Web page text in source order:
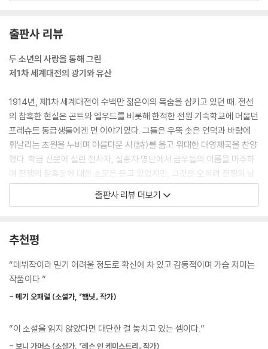
뜻인지 이해하지 못했다. 모래가 어떻게 썩는다는 말인가? 하지만 그 주머
니에 든 것은 모래가 아니었다. 그 안에는 모래와 내장이 뒤섞인 흙이 들어
있었다. 거기서 살 썩는 냄새가 풍겼고, 이따금 주머니가 터지면 지나가던
--- pp.151-152
엘우드가 고개를 살짝 아래로 꺾으면서 아직 키스하지 않았다는 사실을 의
식할 때 곤트가 한 손가락으로 엘우드의 턱을 치켜들었다. 방금 일어난 일
로 이제 과거의 관계로는 돌아갈 수 없을 거라고 생각하니 엘우드는 기분
이 묘했다. 엘우드는 잠시 곤트가 뒤로 물러나서 마치 아무 일도 없었다는
듯 행동할 것이라고 확신했다. 그때 곤트가 눈을 감더니 엘우드의 입술에
입술을 댔다. 조심스럽고 호기심 어린 접촉이었다.
--- pp.169-170
엘우드는 곤트의 어깨에 머리를 기댔다. 곤트의 몸이 굳었지만, 열차 안을
릎에 발을 올리고 있었고 헤이스는 머리를 C중대 장교 팔에 기대고 있었
다. 모두 서로 몸을 겹친 채였다. 전쟁이라는 초남성적 환경 속에서 그들은
‘남자다움’에는 그다지 신경 쓰지 않았다.
“전쟁이 아니었어도 내게 키스했을까?”
출판사 리뷰
두 소년의 사랑을 통해 그린
제1차 세계대전의 광기와 유산
1914년, 제1차 세계대전이 수백만 젊은이의 목숨을 삼키고 있던 때. 전선
의 참혹한 현실은 곤트와 엘우드를 비롯해 한적한 전원 기숙학교에 머물던
프레슈트 동급생들에겐 먼 이야기였다. 그들은 우뚝 솟은 언덕과 바람에
휘날리는 초원을 누비며 아름다운 시(詩)를 읊고 위대한 대영제국을 찬양
했다. 학급 신문에 실린 전사자, 실종자 명단에서 급우들의 이름을 마주하
며 전쟁의 참혹함에 대한 소문은 듣고 있었지만, 그것은 오히려 전쟁의 낭
만성을 더할 뿐이었다. 그들은 자신들이 전선에 보내지기 전에 전쟁이 곧
끝날 거라고 믿었고 그 사실에 몹시 아쉬워했다. 게다가 곤트와 엘우드에
곤트는 덩치가 크고 권투에 능한 소년, 엘우드는 학급에서 ‘시인’으로 통할
만큼 감수성 풍부한 인기 많은 소년이었다. 곤트는 엘우드를 향한 강렬하
대를 감행한다. 곤트를 그리워한 엘우드도 곧 그 뒤를 따라 전선으로 향하
어떤 쓸모도 없음을 곧 깨닫게 된다.
출판사 리뷰 더보기
추천평
“데뷔작이라 믿기 어려울 정도로 확신에 차 있고 감동적이며 가슴 저미는
작품이다.”
- 메기 오패럴 (소설가, 『햄닛』 작가)
“이 소설을 읽지 않았다면 대단한 걸 놓치고 있는 셈이다.”
- 보니 가머스 (소설가, 『레슨 인 케미스트리』 작가)